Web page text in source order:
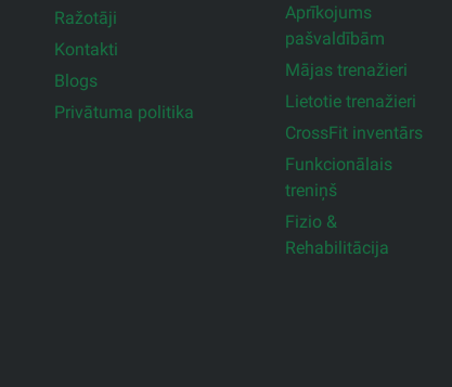
Ražotāji
Kontakti
Blogs
Privātuma politika
Aprīkojums
pašvaldībām
Mājas trenažieri
Lietotie trenažieri
CrossFit inventārs
Funkcionālais
treniņš
Fizio &
Rehabilitācija